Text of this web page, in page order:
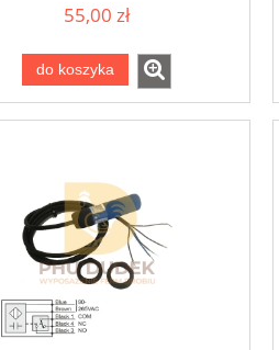
55,00 zł
do koszyka